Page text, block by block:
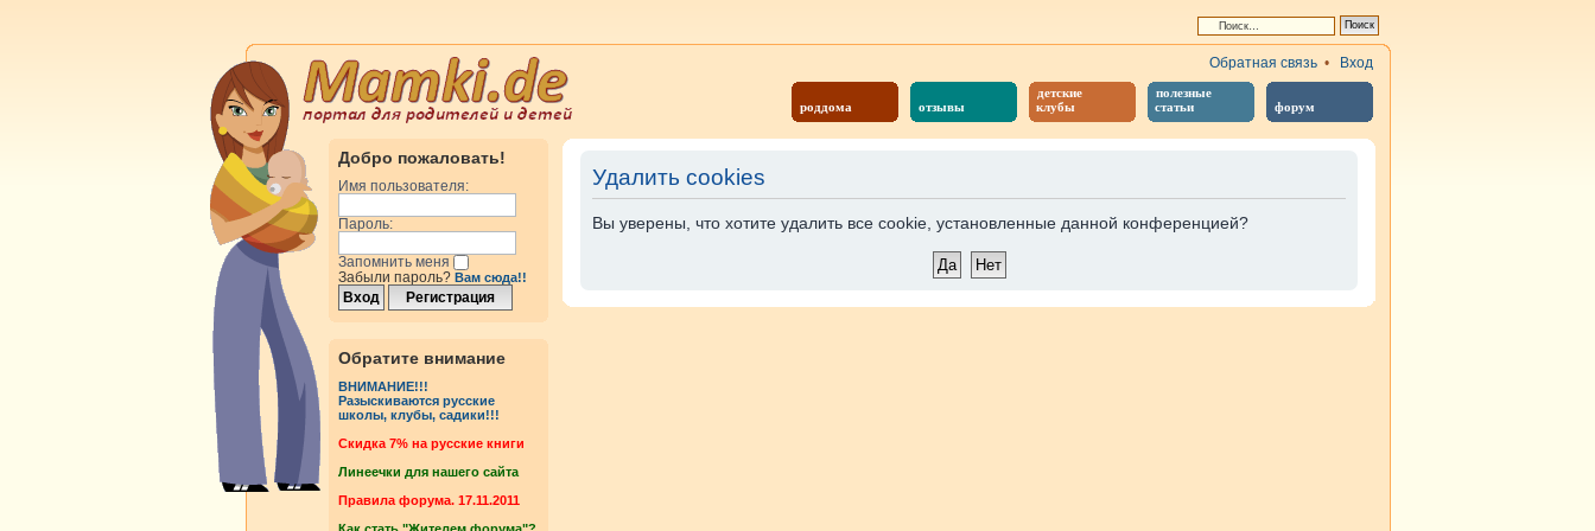
роддома отзывы
детские
клубы
полезные
статьи
форум
Обратная связь • Вход
Добро пожаловать!
Имя пользователя:
Пароль:
Запомнить меня
Забыли пароль? Вам сюда!!
Обратите внимание
ВНИМАНИЕ!!!
Разыскиваются русские
школы, клубы, садики!!!
Cкидка 7% на русские книги
Линеечки для нашего сайта
Правила форума. 17.11.2011
Удалить cookies
Вы уверены, что хотите удалить все cookie, установленные данной конференцией?